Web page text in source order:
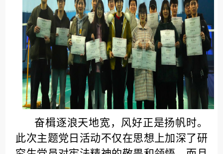
奋楫逐浪天地宽，风好正是扬帆时。
此次主题党日活动不仅在思想上加深了研